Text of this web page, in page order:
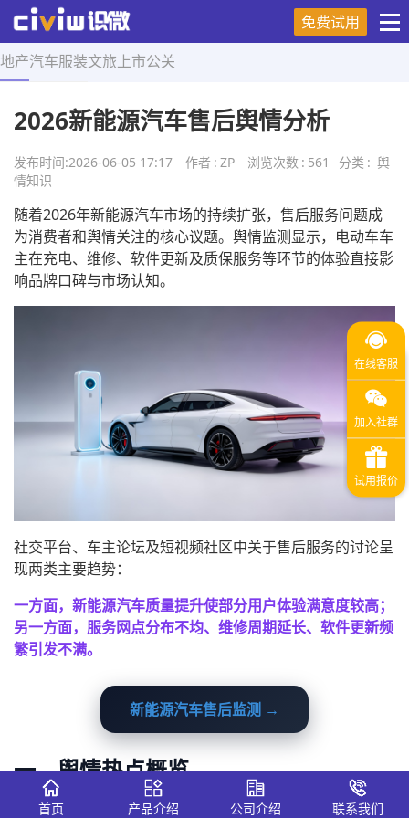
免费试用
地产汽车服装文旅 上市公关
首页 > 舆情知识 > 正文
2026新能源汽车售后舆情分析
发布时间:2026-06-05 17:17 作者 : ZP 浏览次数 : 561 分类 : 舆
情知识
随着2026年新能源汽车市场的持续扩张，售后服务问题成
为消费者和舆情关注的核心议题。舆情监测显示，电动车车
主在充电、维修、软件更新及质保服务等环节的体验直接影
响品牌口碑与市场认知。
社交平台、车主论坛及短视频社区中关于售后服务的讨论呈
现两类主要趋势：
一方面，新能源汽车质量提升使部分用户体验满意度较高；
另一方面，服务网点分布不均、维修周期延长、软件更新频
繁引发不满。
新能源汽车售后监测 →
一、舆情热点概览
监测数据显示，本轮舆情主要关注以下方向：
首页 产品介绍 公司介绍 联系我们